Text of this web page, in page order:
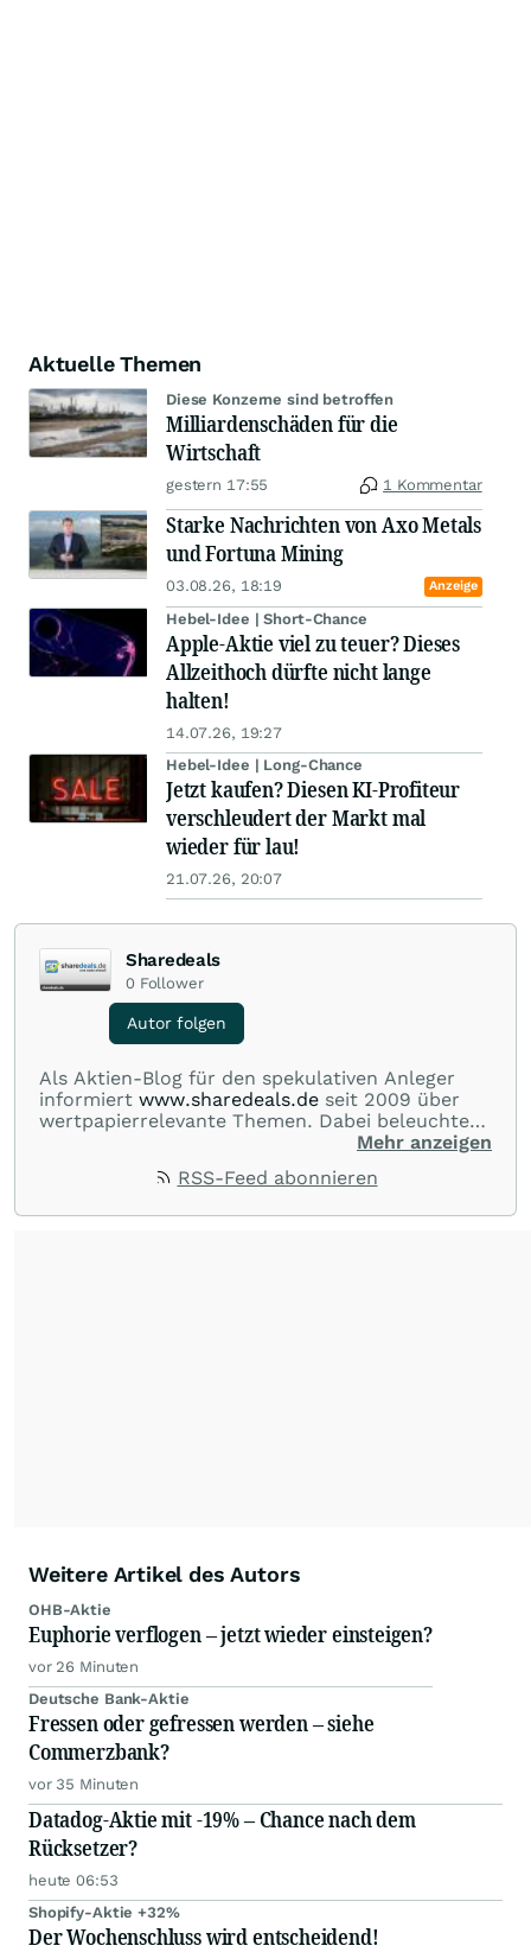
Aktuelle Themen
Diese Konzerne sind betroffen
Milliardenschäden für die
Wirtschaft
gestern 17:55 1 Kommentar
Starke Nachrichten von Axo Metals
und Fortuna Mining
03.08.26, 18:19 Anzeige
Hebel-Idee | Short-Chance
Apple-Aktie viel zu teuer? Dieses
Allzeithoch dürfte nicht lange
halten!
14.07.26, 19:27
Hebel-Idee | Long-Chance
Jetzt kaufen? Diesen KI-Profiteur
verschleudert der Markt mal
wieder für lau!
21.07.26, 20:07
Sharedeals
0 Follower
Autor folgen
Als Aktien-Blog für den spekulativen Anleger
informiert www.sharedeals.de seit 2009 über
wertpapierrelevante Themen. Dabei beleuchtet
sharedeals.de insbesondere aktuelleMehr anzeigen
RSS-Feed abonnieren
Weitere Artikel des Autors
OHB-Aktie
Euphorie verflogen – jetzt wieder einsteigen?
vor 26 Minuten
Deutsche Bank-Aktie
Fressen oder gefressen werden – siehe
Commerzbank?
vor 35 Minuten
Datadog-Aktie mit -19% – Chance nach dem
Rücksetzer?
heute 06:53
Shopify-Aktie +32%
Der Wochenschluss wird entscheidend!